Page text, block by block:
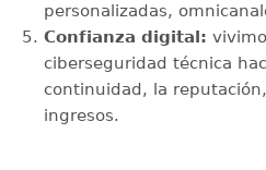
personalizadas,
Confianza digital:
ciberseguridad técnica
continuidad, la
ingresos.